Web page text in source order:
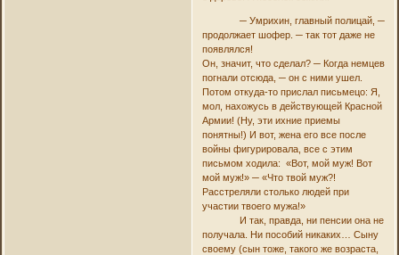
─ Умрихин, главный полицай, ─
продолжает шофер. ─ так тот даже не
появлялся!
Он, значит, что сделал? ─ Когда немцев
погнали отсюда, ─ он с ними ушел.
Потом откуда-то прислал письмецо: Я,
мол, нахожусь в действующей Красной
Армии! (Ну, эти ихние приемы
понятны!) И вот, жена его все после
войны фигурировала, все с этим
письмом ходила: «Вот, мой муж! Вот
мой муж!» ─ «Что твой муж?!
Расстреляли столько людей при
участии твоего мужа!»
И так, правда, ни пенсии она не
получала. Ни пособий никаких… Сыну
своему (сын тоже, такого же возраста,